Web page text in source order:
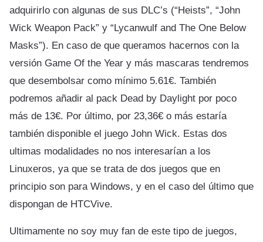
adquirirlo con algunas de sus DLC’s (“Heists”, “John
Wick Weapon Pack” y “Lycanwulf and The One Below
Masks”). En caso de que queramos hacernos con la
versión Game Of the Year y más mascaras tendremos
que desembolsar como mínimo 5.61€. También
podremos añadir al pack Dead by Daylight por poco
más de 13€. Por último, por 23,36€ o más estaría
también disponible el juego John Wick. Estas dos
ultimas modalidades no nos interesarían a los
Linuxeros, ya que se trata de dos juegos que en
principio son para Windows, y en el caso del último que
dispongan de HTCVive.
Ultimamente no soy muy fan de este tipo de juegos,